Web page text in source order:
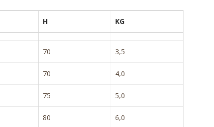
H KG
70 3,5
70 4,0
75 5,0
80 6,0